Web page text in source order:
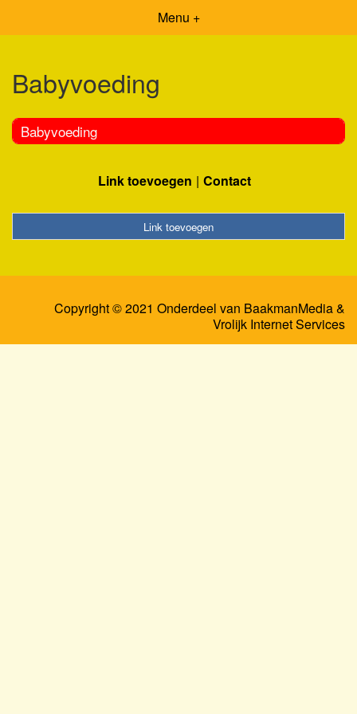
Menu +
Babyvoeding
Babyvoeding
Link toevoegen Contact
Link toevoegen
Copyright © 2021 Onderdeel van BaakmanMedia&
Vrolijk Internet Services